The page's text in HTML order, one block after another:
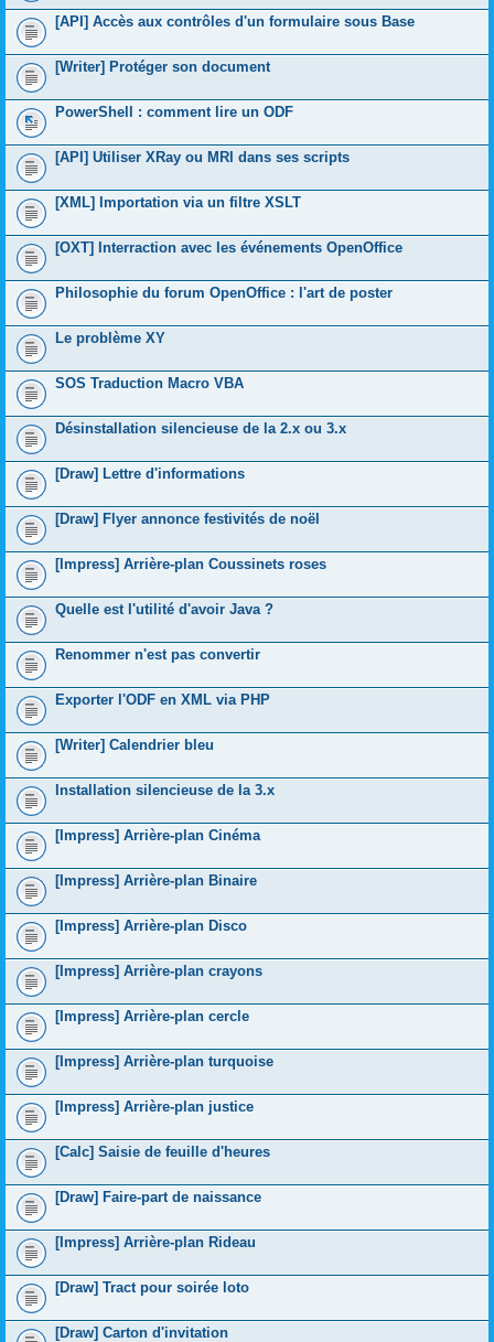
[API] Accès aux contrôles d'un formulaire sous Base
[Writer] Protéger son document
PowerShell : comment lire un ODF
[API] Utiliser XRay ou MRI dans ses scripts
[XML] Importation via un filtre XSLT
[OXT] Interraction avec les événements OpenOffice
Philosophie du forum OpenOffice : l'art de poster
Le problème XY
SOS Traduction Macro VBA
Désinstallation silencieuse de la 2.x ou 3.x
[Draw] Lettre d'informations
[Draw] Flyer annonce festivités de noël
[Impress] Arrière-plan Coussinets roses
Quelle est l'utilité d'avoir Java ?
Renommer n'est pas convertir
Exporter l'ODF en XML via PHP
[Writer] Calendrier bleu
Installation silencieuse de la 3.x
[Impress] Arrière-plan Cinéma
[Impress] Arrière-plan Binaire
[Impress] Arrière-plan Disco
[Impress] Arrière-plan crayons
[Impress] Arrière-plan cercle
[Impress] Arrière-plan turquoise
[Impress] Arrière-plan justice
[Calc] Saisie de feuille d'heures
[Draw] Faire-part de naissance
[Impress] Arrière-plan Rideau
[Draw] Tract pour soirée loto
[Draw] Carton d'invitation